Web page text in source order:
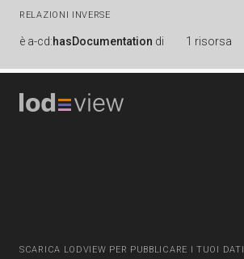
RELAZIONI INVERSE
è a-cd:hasDocumentation di 1 risorsa
SCARICA LODVIEW PER PUBBLICARE I TUOI DATI